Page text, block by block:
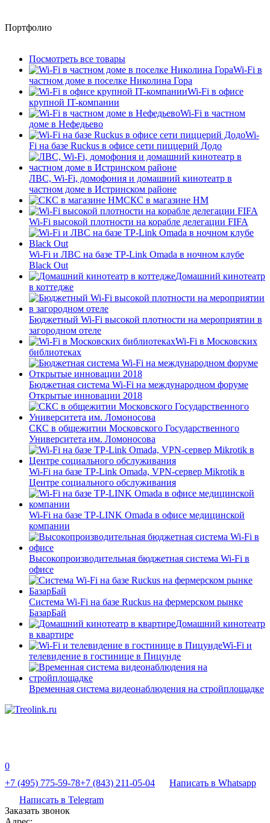
Портфолио
Посмотреть все товары
Wi-Fi в
частном доме в поселке Николина Гора
Wi-Fi в офисе
крупной IT-компании
Wi-Fi в частном
доме в Нефедьево
Wi-
Fi на базе Ruckus в офисе сети пиццерий Додо
ЛВС, Wi-Fi, домофония и домашний кинотеатр в
частном доме в Истринском районе
СКС в магазине HM
Wi-Fi высокой плотности на корабле делегации FIFA
Wi-Fi и ЛВС на базе TP-Link Omada в ночном клубе
Black Out
Домашний кинотеатр
в коттедже
Бюджетный Wi-Fi высокой плотности на мероприятии в
загородном отеле
Wi-Fi в Московских
библиотеках
Бюджетная система Wi-Fi на международном форуме
Открытые инновации 2018
СКС в общежитии Московского Государственного
Университета им. Ломоносова
Wi-Fi на базе TP-Link Omada, VPN-сервер Mikrotik в
Центре социального обслуживания
Wi-Fi на базе TP-LINK Omada в офисе медицинской
компании
Высокопроизводительная бюджетная система Wi-Fi в
офисе
Система Wi-Fi на базе Ruckus на фермерском рынке
БазарБай
Домашний кинотеатр
в квартире
Wi-Fi и
телевидение в гостинице в Пицунде
Временная система видеонаблюдения на стройплощадке
0
+7 (495) 775-59-78+7 (843) 211-05-04
Написать в Whatsapp
Написать в Telegram
Заказать звонок